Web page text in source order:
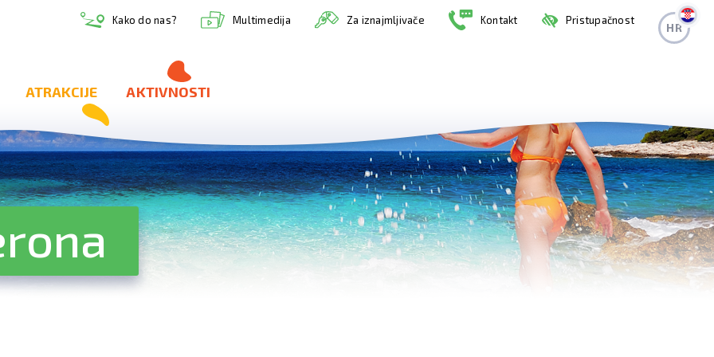
Kako do nas? Multimedija Za iznajmljivače Kontakt Pristupačnost
HR
ATRAKCIJE AKTIVNOSTI